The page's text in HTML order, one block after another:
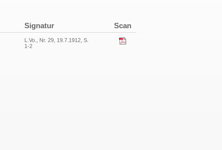
Signatur Scan
L.Vo., Nr. 29, 19.7.1912, S.
1-2